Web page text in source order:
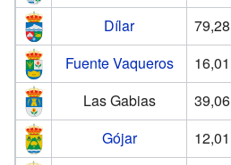
Dílar
79,28
Fuente Vaqueros
16,01
Las Gabias
39,06
Gójar
12,01